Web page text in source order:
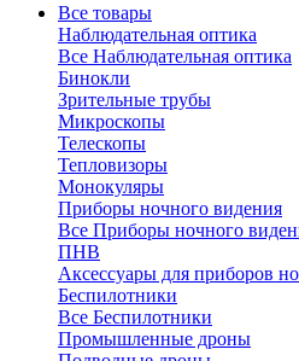
Все товары
Наблюдательная оптика
Все Наблюдательная оптика
Бинокли
Зрительные трубы
Микроскопы
Телескопы
Тепловизоры
Монокуляры
Приборы ночного видения
Все Приборы ночного
ПНВ
Аксессуары для приборов
Беспилотники
Все Беспилотники
Промышленные дроны